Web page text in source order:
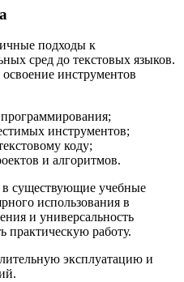
подходы к
сред до текстовых языков.
инструментов
инструментов;
коду;
и алгоритмов.
в существующие учебные
использования в
и универсальность
практическую работу.
эксплуатацию и